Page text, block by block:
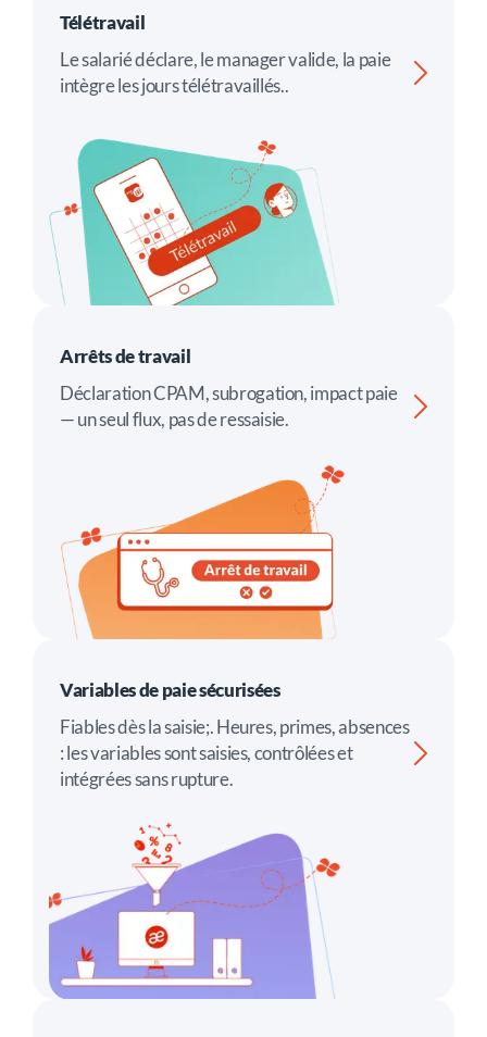
Télétravail
Le salarié déclare, le manager valide, la paie
intègre les jours télétravaillés..
Arrêts de travail
Déclaration CPAM, subrogation, impact paie
— un seul flux, pas de ressaisie.
Variables de paie sécurisées
Fiables dès la saisie;. Heures, primes, absences
: les variables sont saisies, contrôlées et
intégrées sans rupture.